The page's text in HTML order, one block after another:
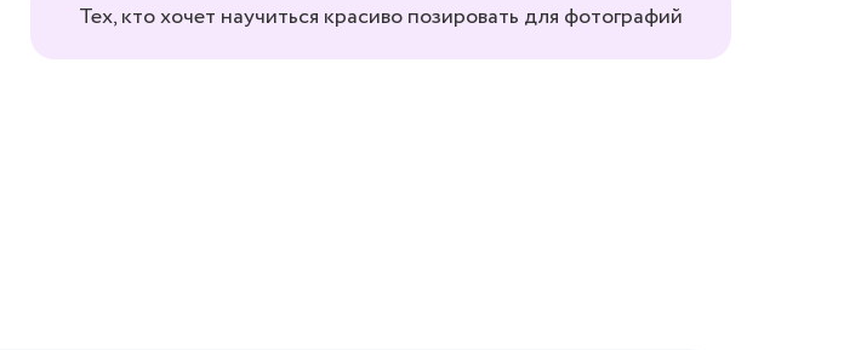
Тех, кто хочет научиться красиво позировать для фотографий